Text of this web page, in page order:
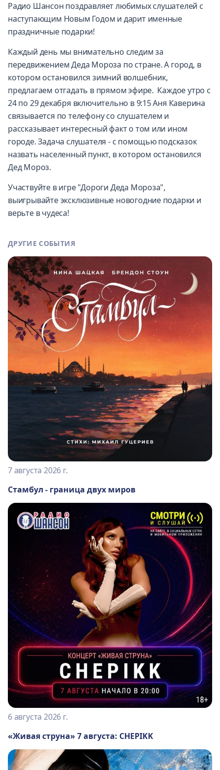
Радио Шансон поздравляет любимых слушателей с
наступающим Новым Годом и дарит именные
праздничные подарки!
Каждый день мы внимательно следим за
передвижением Деда Мороза по стране. А город, в
котором остановился зимний волшебник,
предлагаем отгадать в прямом эфире. Каждое утро с
24 по 29 декабря включительно в 9:15 Аня Каверина
связывается по телефону со слушателем и
рассказывает интересный факт о том или ином
городе. Задача слушателя - с помощью подсказок
назвать населенный пункт, в котором остановился
Дед Мороз.
Участвуйте в игре "Дороги Деда Мороза",
выигрывайте эксклюзивные новогодние подарки и
верьте в чудеса!
ДРУГИЕ СОБЫТИЯ
7 августа 2026 г.
Стамбул - граница двух миров
6 августа 2026 г.
«Живая струна» 7 августа: CHEPIKK